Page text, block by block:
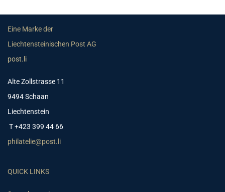
Eine Marke der
Liechtensteinischen Post AG
post.li
Alte Zollstrasse 11
9494 Schaan
Liechtenstein
T +423 399 44 66
philatelie@post.li
QUICK LINKS